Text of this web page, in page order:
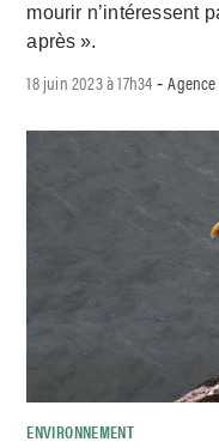
mourir n’intéressent
après ».
18 juin 2023 à 17h34 -
ENVIRONNEMENT